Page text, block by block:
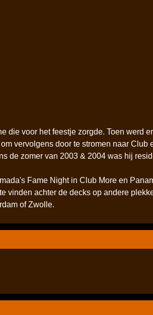
voor het feestje zorgde. Toen werd
vervolgens door te stromen naar
de zomer van 2003 & 2004 was hij
Fame Night in Club More en
vinden achter de decks op andere
of Zwolle.